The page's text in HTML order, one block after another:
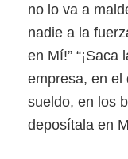
no lo va a
nadie a la
en Mí!”
empresa, en el
sueldo, en los
deposítala en